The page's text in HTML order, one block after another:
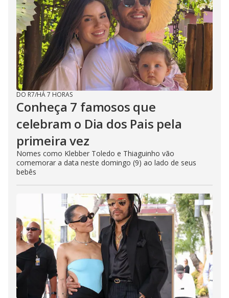
DO R7/HÁ 7 HORAS
Conheça 7 famosos que
celebram o Dia dos Pais pela
primeira vez
Nomes como Klebber Toledo e Thiaguinho vão
comemorar a data neste domingo (9) ao lado de seus
bebês